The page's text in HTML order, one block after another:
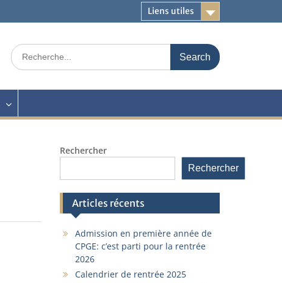
Liens utiles
Search
for:
Rechercher
Rechercher
Articles récents
Admission en première année de
CPGE: c’est parti pour la rentrée
2026
Calendrier de rentrée 2025